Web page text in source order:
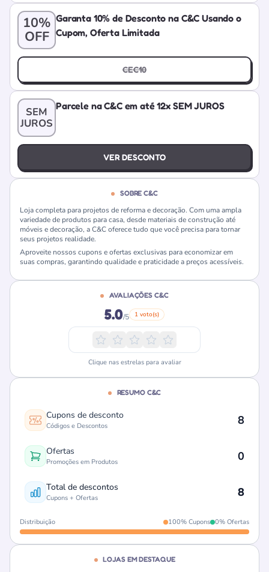
10%
OFF
Garanta 10% de Desconto na C&C Usando o
Cupom, Oferta Limitada
CEC10
SEM
JUROS
Parcele na C&C em até 12x SEM JUROS
VER DESCONTO
SOBRE C&C
Loja completa para projetos de reforma e decoração. Com uma ampla
variedade de produtos para casa, desde materiais de construção até
móveis e decoração, a C&C oferece tudo que você precisa para tornar
seus projetos realidade.
Aproveite nossos cupons e ofertas exclusivas para economizar em
suas compras, garantindo qualidade e praticidade a preços acessíveis.
AVALIAÇÕES C&C
5.0/5 1 voto(s)
Clique nas estrelas para avaliar
RESUMO C&C
Cupons de desconto
Códigos e Descontos 8
Ofertas
Promoções em Produtos 0
Total de descontos
Cupons + Ofertas 8
Distribuição 100% Cupons 0% Ofertas
LOJAS EM DESTAQUE